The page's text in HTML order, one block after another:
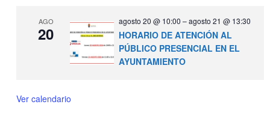
AGO
20
agosto 20 @ 10:00 –agosto 21 @ 13:30
HORARIO DE ATENCIÓN AL
PÚBLICO PRESENCIAL EN EL
AYUNTAMIENTO
Ver calendario